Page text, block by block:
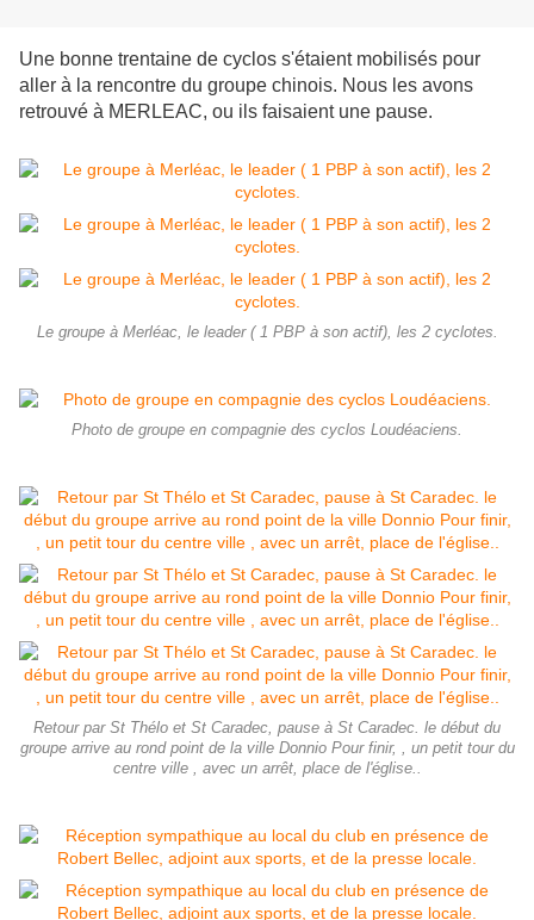
Une bonne trentaine de cyclos s'étaient mobilisés pour
aller à la rencontre du groupe chinois. Nous les avons
retrouvé à MERLEAC, ou ils faisaient une pause.
Le groupe à Merléac, le leader ( 1 PBP à son actif), les 2 cyclotes.
Photo de groupe en compagnie des cyclos Loudéaciens.
Retour par St Thélo et St Caradec, pause à St Caradec. le début du
groupe arrive au rond point de la ville Donnio Pour finir, , un petit tour du
centre ville , avec un arrêt, place de l'église..